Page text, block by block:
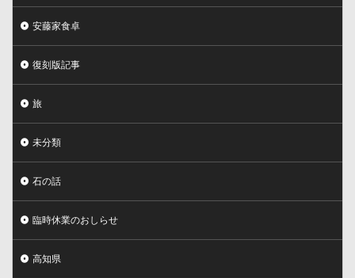
安藤家食卓
復刻版記事
旅
未分類
石の話
臨時休業のおしらせ
高知県